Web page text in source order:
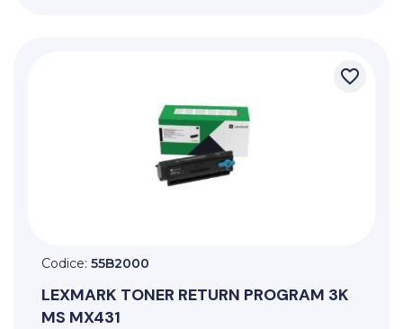
favorite_border
Codice: 55B2000
LEXMARK TONER RETURN PROGRAM 3K
MS MX431